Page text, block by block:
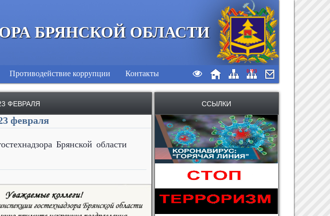
БРЯНСКОЙ ОБЛАСТИ
Противодействие коррупции Контакты
ФЕВРАЛЯ
февраля
Брянской области
ССЫЛКИ